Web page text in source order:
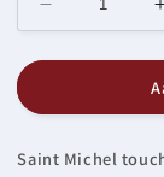
Aantal
verlagen
voor
Touchscreen
reiniger
Saint Michel